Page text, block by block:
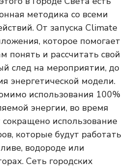
методика со всеми
От запуска Climate
которое помогает
понять и рассчитать свой
след на мероприятии, до
энергетической модели.
использования 100%
энергии, во время
сокращено использование
которые будут работать
водороде или
Сеть городских